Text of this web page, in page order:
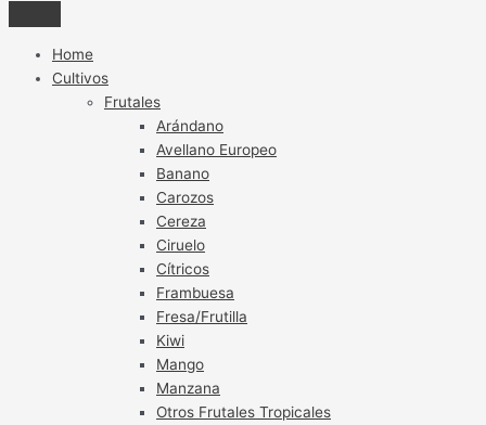
Home
Cultivos
Frutales
Arándano
Avellano Europeo
Banano
Carozos
Cereza
Ciruelo
Cítricos
Frambuesa
Fresa/Frutilla
Kiwi
Mango
Manzana
Otros Frutales Tropicales